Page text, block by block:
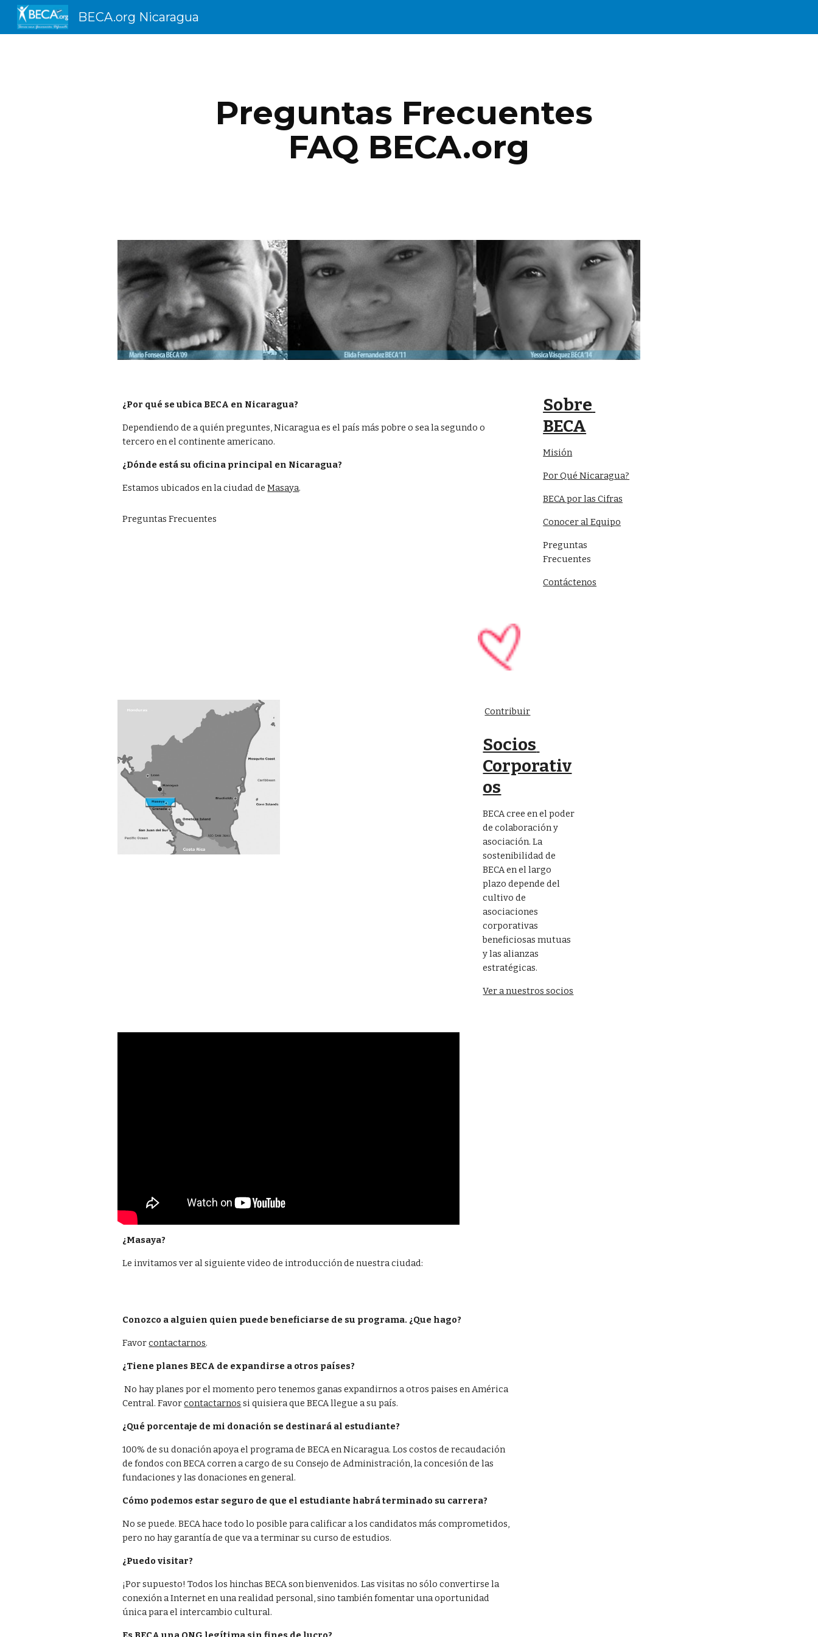
BECA.org Nicaragua
Preguntas Frecuentes
FAQ BECA.org
¿Por qué se ubica BECA en Nicaragua?
Dependiendo de a quién preguntes, Nicaragua es el país más pobre o sea la segundo o
tercero en el continente americano.
¿Dónde está su oficina principal en Nicaragua?
Estamos ubicados en la ciudad de Masaya.
Preguntas Frecuentes
Sobre
BECA
Misión
Por Qué Nicaragua?
BECA por las Cifras
Conocer al Equipo
Preguntas
Frecuentes
Contáctenos
Contribuir
Socios
Corporativ
os
BECA cree en el poder
de colaboración y
asociación. La
sostenibilidad de
BECA en el largo
plazo depende del
cultivo de
asociaciones
corporativas
beneficiosas mutuas
y las alianzas
estratégicas.
Ver a nuestros socios
¿Masaya?
Le invitamos ver al siguiente video de introducción de nuestra ciudad:
Conozco a alguien quien puede beneficiarse de su programa. ¿Que hago?
Favorcontactarnos.
¿Tiene planes BECA de expandirse a otros países?
No hay planes por el momento pero tenemos ganas expandirnos a otros paises en América
Central. Favorcontactarnos si quisiera que BECA llegue a su país.
¿Qué porcentaje de mi donación se destinará al estudiante?
100% de su donación apoya el programa de BECA en Nicaragua. Los costos de recaudación
de fondos con BECA corren a cargo de su Consejo de Administración, la concesión de las
fundaciones y las donaciones en general.
Cómo podemos estar seguro de que el estudiante habrá terminado su carrera?
No se puede. BECA hace todo lo posible para calificar a los candidatos más comprometidos,
pero no hay garantía de que va a terminar su curso de estudios.
¿Puedo visitar?
¡Por supuesto! Todos los hinchas BECA son bienvenidos. Las visitas no sólo convertirse la
conexión a Internet en una realidad personal, sino también fomentar una oportunidad
única para el intercambio cultural.